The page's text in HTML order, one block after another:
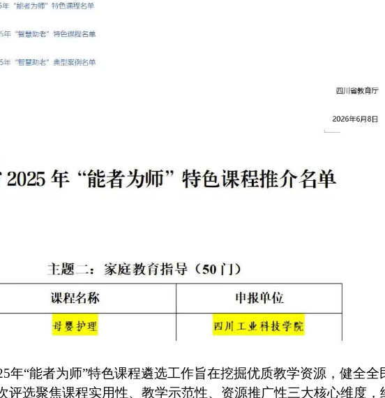
年“能者为师”特色课程遴选工作旨在挖掘优质教学资源，健全全
评选聚焦课程实用性、教学示范性、资源推广性三大核心维度，